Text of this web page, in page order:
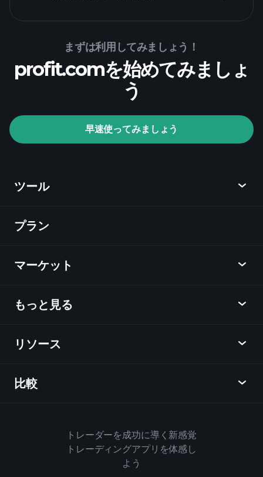
Playtrade Tournaments
推奨証券
会社
AIによる日々の市場インサイト
まずは利用してみましょう！
profit.comを始めてみましょ
う
早速使ってみましょう
ツール
ディスカバー
チャート
ニュース
ラーニングハブ
メッセンジャー
プラン
マーケット
概要
外国為替
指数
もっと見る
アフィリエイトプログラム
企業情報
Playtradeについて
リソース
ヘルプセンター
ハウスルール
クッキーポリシー
比較
トレーダーを成功に導く新感覚
トレーディングアプリを体感し
よう